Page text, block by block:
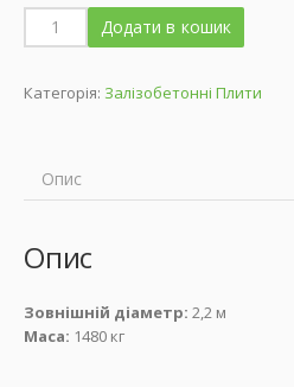
Додати в кошик
Категорія: Залізобетонні Плити
Опис
Опис
Зовнішній діаметр: 2,2 м
Маса: 1480 кг